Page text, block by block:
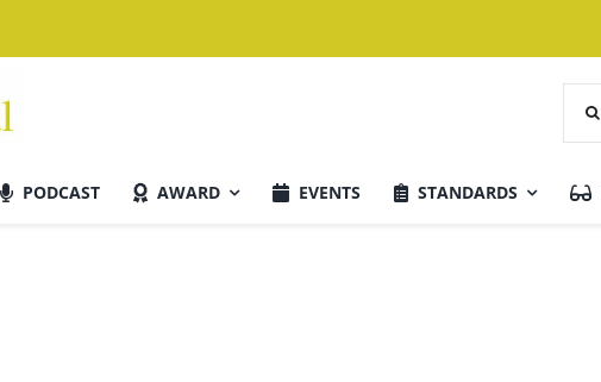
PODCAST AWARD EVENTS STANDARDS